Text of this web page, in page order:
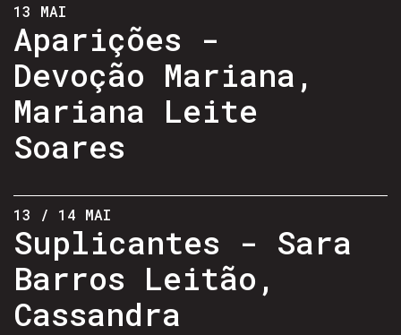
13 MAI
Aparições -
Devoção Mariana,
Mariana Leite
Soares
13 / 14 MAI
Suplicantes - Sara
Barros Leitão,
Cassandra